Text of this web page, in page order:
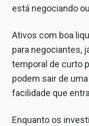
está negociando
Ativos com boa
para negociantes,
temporal de curto
podem sair de
facilidade que
Enquanto os